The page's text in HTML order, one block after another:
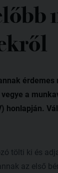
a
honlapján.
tölti ki és
az első